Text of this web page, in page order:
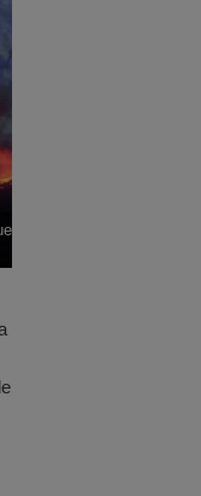
Nacional Galápagos